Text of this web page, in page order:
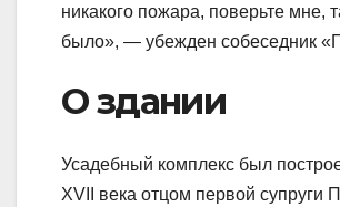
никакого пожара, поверьте мне,
было», — убежден собеседник
О здании
Усадебный комплекс был
XVII века отцом первой супруги